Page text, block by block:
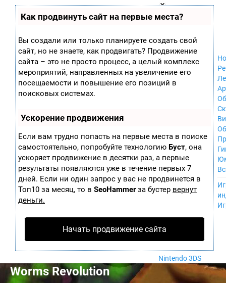
Как продвинуть сайт на первые места?
Вы создали или только планируете создать свой
сайт, но не знаете, как продвигать? Продвижение
сайта – это не просто процесс, а целый комплекс
мероприятий, направленных на увеличение его
посещаемости и повышение его позиций в
поисковых системах.
Ускорение продвижения
Если вам трудно попасть на первые места в поиске
самостоятельно, попробуйте технологию Буст, она
ускоряет продвижение в десятки раз, а первые
результаты появляются уже в течение первых 7
дней. Если ни один запрос у вас не продвинется в
Топ10 за месяц, то в SeoHammerза бустер вернут
деньги.
Начать продвижение сайта
играх
ла
ор
м
ы
Xbox 360
Nintendo Wii
Nintendo
GameCube
PlayStation
PlayStation 2
Portable
Nintendo DS
Android
iOS
MacOS
Sega Mega Drive
Mobile
Nintendo Wii U
Nintendo 3DS
Worms Revolution